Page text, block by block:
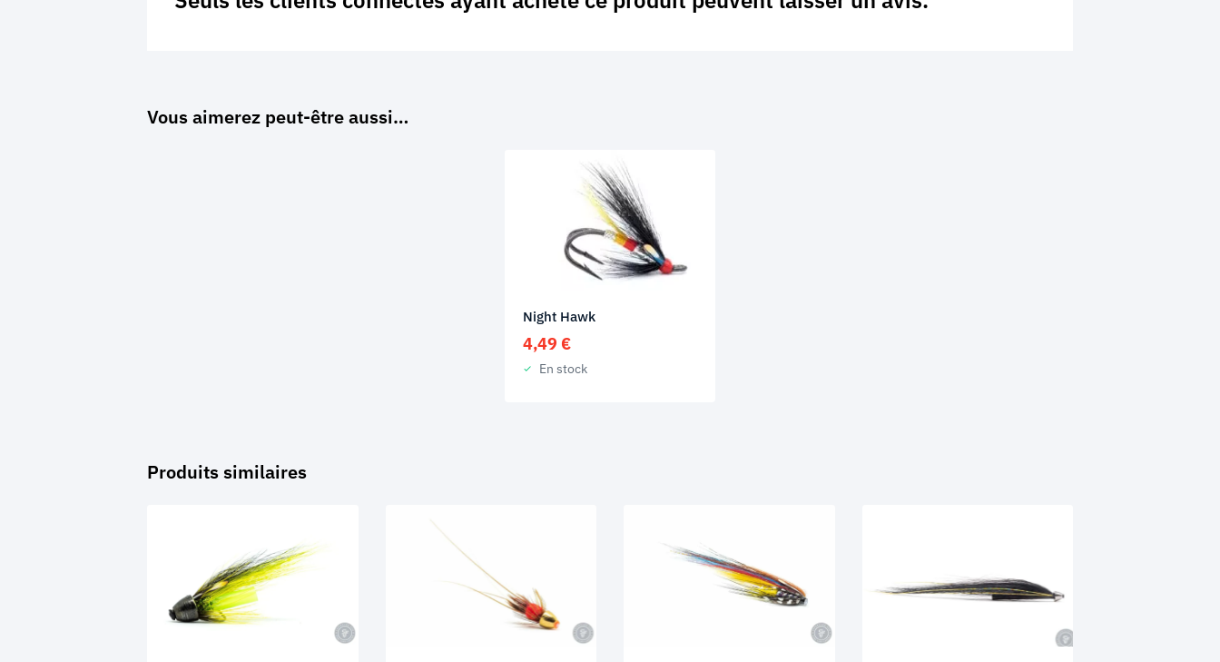
Vous aimerez peut-être aussi…
Night Hawk
4,49 €
En stock
Produits similaires